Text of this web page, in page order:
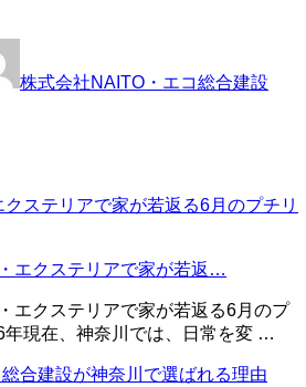
株式会社NAITO・エコ総合建設
エクステリアで家が若返…
エクステリアで家が若返る6月のプ
年現在、神奈川では、日常を変 …